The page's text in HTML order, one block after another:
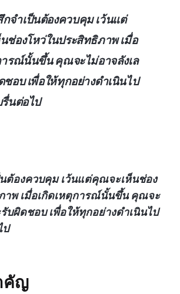
จำเป็นต้องควบคุม เว้นแต่
ช่องโหว่ในประสิทธิภาพ เมื่อ
ารณ์นั้นขึ้น คุณจะไม่อาจลังเล
ชอบ เพื่อให้ทุกอย่างดำเนินไป
รื่นต่อไป
ต้องควบคุม เว้นแต่คุณจะเห็นช่อง
าพ เมื่อเกิดเหตุการณ์นั้นขึ้น คุณจะ
บผิดชอบ เพื่อให้ทุกอย่างดำเนินไป
ป
คัญ